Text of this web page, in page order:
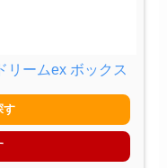
リームex ボックス
す